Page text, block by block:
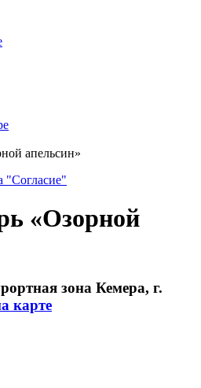
апельсин»
«Озорной
зона Кемера, г.
карте